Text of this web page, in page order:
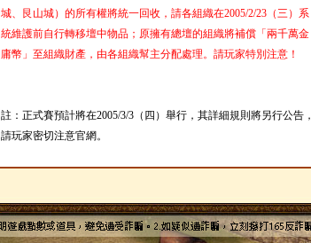
城、艮山城）的所有權將統一回收，請各組織在2005/2/23（三）系
統維護前自行轉移壇中物品；原擁有總壇的組織將補償「兩千萬金
庸幣」至組織財產，由各組織幫主分配處理。請玩家特別注意！
註：正式賽預計將在2005/3/3（四）舉行，其詳細規則將另行公告，
請玩家密切注意官網。